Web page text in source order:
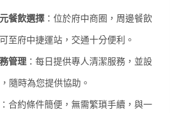
餐飲選擇 ：位於府中商圈，周邊餐飲
至府中捷運站，交通十分便利。
管理 ：每日提供專人清潔服務，並設
隨時為您提供協助。
：合約條件簡便，無需繁瑣手續，與一